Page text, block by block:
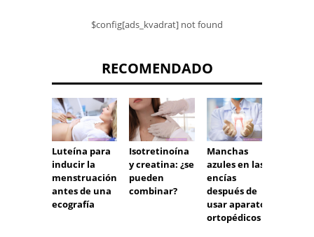
$config[ads_kvadrat] not found
RECOMENDADO
Luteína para
inducir la
menstruación
antes de una
ecografía
Isotretinoína
y creatina: ¿se
pueden
combinar?
Manchas
azules en las
encías
después de
usar aparatos
ortopédicos